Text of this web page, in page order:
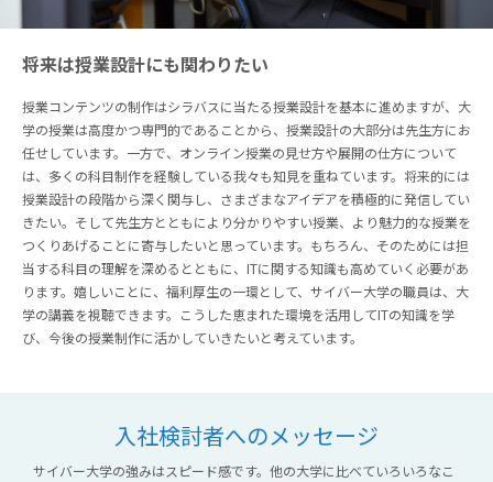
将来は授業設計にも関わりたい
授業コンテンツの制作はシラバスに当たる授業設計を基本に進めますが、大
学の授業は高度かつ専門的であることから、授業設計の大部分は先生方にお
任せしています。一方で、オンライン授業の見せ方や展開の仕方について
は、多くの科目制作を経験している我々も知見を重ねています。将来的には
授業設計の段階から深く関与し、さまざまなアイデアを積極的に発信してい
きたい。そして先生方とともにより分かりやすい授業、より魅力的な授業を
つくりあげることに寄与したいと思っています。もちろん、そのためには担
当する科目の理解を深めるとともに、ITに関する知識も高めていく必要があ
ります。嬉しいことに、福利厚生の一環として、サイバー大学の職員は、大
学の講義を視聴できます。こうした恵まれた環境を活用してITの知識を学
び、今後の授業制作に活かしていきたいと考えています。
入社検討者へのメッセージ
サイバー大学の強みはスピード感です。他の大学に比べていろいろなこ